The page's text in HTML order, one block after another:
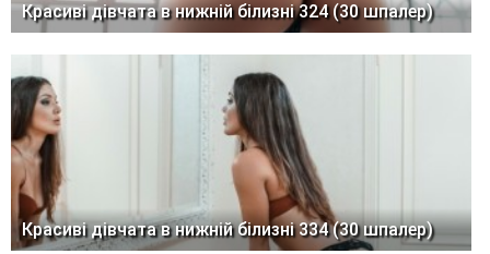
Красиві дівчата в нижній білизні 324 (30 шпалер)
Красиві дівчата в нижній білизні 334 (30 шпалер)